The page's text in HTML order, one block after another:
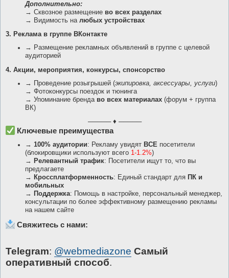
Дополнительно:
→ Сквозное размещение во всех разделах
→ Видимость на любых устройствах
3. Реклама в группе ВКонтакте
→ Размещение рекламных объявлений в группе с целевой
аудиторией
4. Акции, мероприятия, конкурсы, спонсорство
→ Проведение розыгрышей (экипировка, аксессуары, услуги)
→ Фотоконкурсы поездок и тюнинга
→ Упоминание бренда во всех материалах(форум + группа
ВК)
───── ♦ ─────
Ключевые преимущества
→ 100% аудитории: Рекламу увидят ВСЕпосетители
(блокировщики используют всего 1-1.2%)
→ Релевантный трафик: Посетители ищут то, что вы
предлагаете
→ Кроссплатформенность: Единый стандарт для ПК и
мобильных
→ Поддержка: Помощь в настройке, персональный менеджер,
консультации по более эффективному размещению рекламы
на нашем сайте
Свяжитесь с нами:
Telegram: @webmediazone Самый
оперативный способ.